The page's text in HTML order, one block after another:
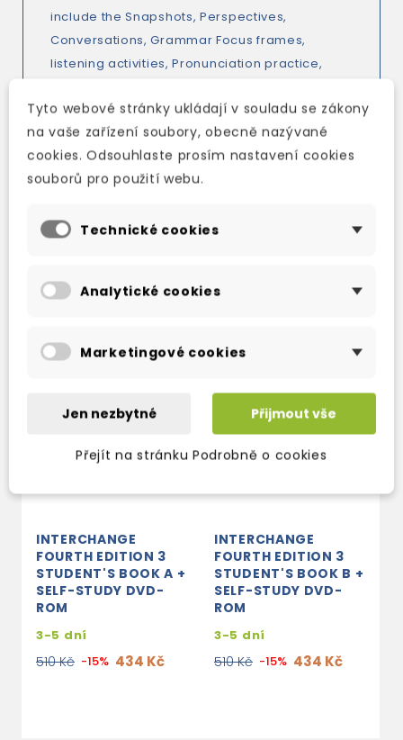
include the Snapshots, Perspectives,
Conversations, Grammar Focus frames,
listening activities, Pronunciation practice,
Student's Book, all recorded in natural
conversational English.
INTERCHANGE
FOURTH EDITION 3
STUDENT'S BOOK A +
SELF-STUDY DVD-
ROM
3-5 dní
510 Kč -15% 434 Kč
INTERCHANGE
FOURTH EDITION 3
STUDENT'S BOOK B +
SELF-STUDY DVD-
ROM
3-5 dní
510 Kč -15% 434 Kč
Tyto webové stránky ukládají v souladu se zákony
na vaše zařízení soubory, obecně nazývané
cookies. Odsouhlaste prosím nastavení cookies
souborů pro použití webu.
Technické cookies
Analytické cookies
Marketingové cookies
Jen nezbytné Přijmout vše
Přejít na stránku Podrobně o cookies